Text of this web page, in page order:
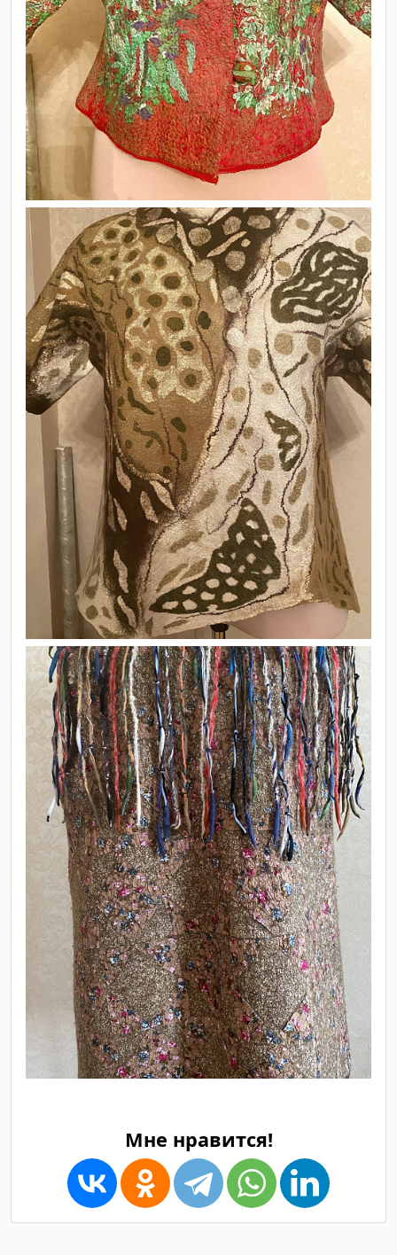
Мне нравится!